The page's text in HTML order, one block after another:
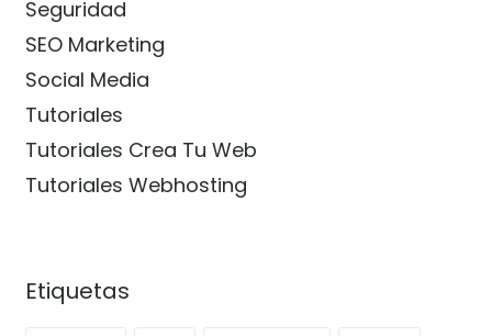
Seguridad
SEO Marketing
Social Media
Tutoriales
Tutoriales Crea Tu Web
Tutoriales Webhosting
Etiquetas